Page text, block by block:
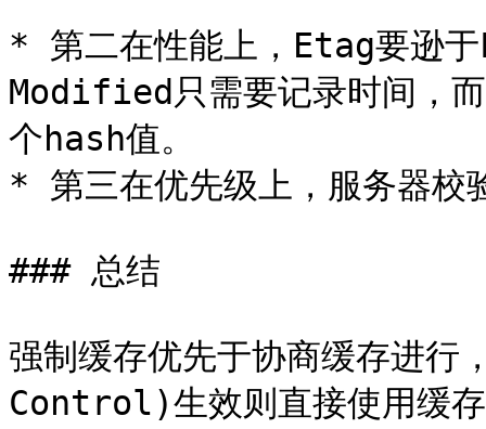
* 第二在性能上，Etag要
Modified只需要记录时间，
个hash值。
* 第三在优先级上，服务器校
### 总结
强制缓存优先于协商缓存进
Control)生效则直接使用缓